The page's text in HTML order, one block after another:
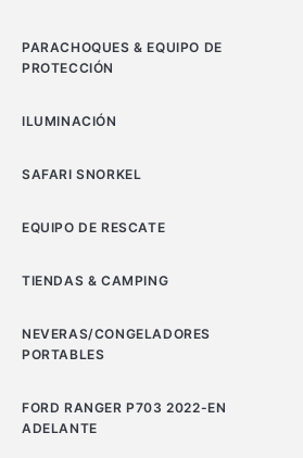
PARACHOQUES & EQUIPO DE
PROTECCIÓN
ILUMINACIÓN
SAFARI SNORKEL
EQUIPO DE RESCATE
TIENDAS & CAMPING
NEVERAS/CONGELADORES
PORTABLES
FORD RANGER P703 2022-EN
ADELANTE